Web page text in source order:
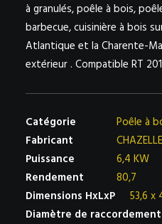
à granulés, poêle à bois,
barbecue, cuisinière à bois
Atlantique et la Charente-
extérieur . Compatible RT
Catégorie
Poêle à
Fabricant
Puissance
6,4 KW
Rendement
80,7
Dimensions HxLxP
53,6 x
Diamètre de